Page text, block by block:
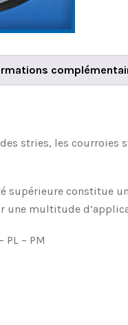
stries, les courroies
supérieure constitue
une multitude
PL – PM